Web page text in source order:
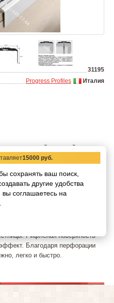
31195
Италия
Progress Profiles
с резиновой вставкой цвет
анодированного алюминия со
края ступени,
из резины обеспечивает
Рифленая поверхность
Благодаря перфорации
легко и быстро.
15000 руб.
сохранять ваш поиск,
другие удобства
соглашаетесь на